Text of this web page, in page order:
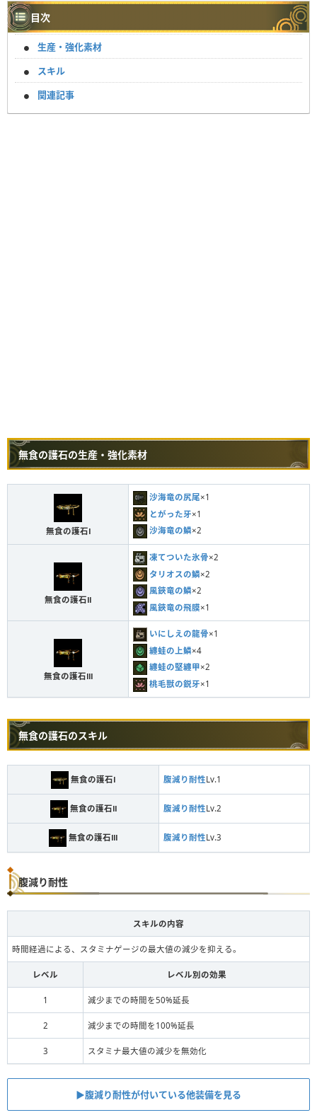
目次
生産・強化素材
スキル
関連記事
無食の護石の生産・強化素材
無食の護石Ⅰ
沙海竜の尻尾×1
とがった牙×1
沙海竜の鱗×2
無食の護石Ⅱ
凍てついた氷骨×2
タリオスの鱗×2
風鋏竜の鱗×2
風鋏竜の飛膜×1
無食の護石Ⅲ
いにしえの龍骨×1
纏蛙の上鱗×4
纏蛙の堅纏甲×2
桃毛獣の鋭牙×1
無食の護石のスキル
無食の護石Ⅰ 腹減り耐性Lv.1
無食の護石Ⅱ 腹減り耐性Lv.2
無食の護石Ⅲ 腹減り耐性Lv.3
腹減り耐性
スキルの内容
時間経過による、スタミナゲージの最大値の減少を抑える。
レベル レベル別の効果
1 減少までの時間を50%延長
2 減少までの時間を100%延長
3 スタミナ最大値の減少を無効化
▶︎腹減り耐性が付いている他装備を見る